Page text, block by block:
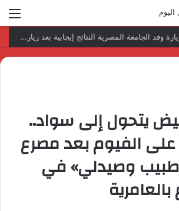
رئيس المكتب التنفيذي للمجلس العربي للاختصاصات الصحية يبحث مع الأمين العام لجامعة الدول العربية تعزيز التعاون لتطوير النظم الصحية العربية
يتحول إلى سواد..
على الفيوم بعد مصرع
وصيدلي» في